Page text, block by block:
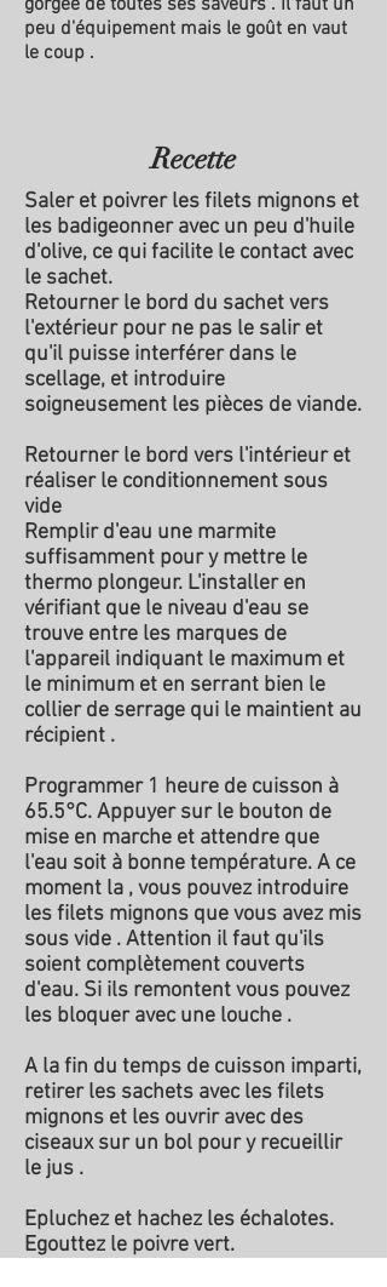
gorgée de toutes ses saveurs . Il faut un
peu d'équipement mais le goût en vaut
le coup .
Recette
Saler et poivrer les filets mignons et
les badigeonner avec un peu d'huile
d'olive, ce qui facilite le contact avec
le sachet.
Retourner le bord du sachet vers
l'extérieur pour ne pas le salir et
qu'il puisse interférer dans le
scellage, et introduire
soigneusement les pièces de viande.
Retourner le bord vers l'intérieur et
réaliser le conditionnement sous
vide
Remplir d'eau une marmite
suffisamment pour y mettre le
thermo plongeur. L'installer en
vérifiant que le niveau d'eau se
trouve entre les marques de
l'appareil indiquant le maximum et
le minimum et en serrant bien le
collier de serrage qui le maintient au
récipient .
Programmer 1 heure de cuisson à
65.5°C. Appuyer sur le bouton de
mise en marche et attendre que
l'eau soit à bonne température. A ce
moment la , vous pouvez introduire
les filets mignons que vous avez mis
sous vide . Attention il faut qu'ils
soient complètement couverts
d'eau. Si ils remontent vous pouvez
les bloquer avec une louche .
A la fin du temps de cuisson imparti,
retirer les sachets avec les filets
mignons et les ouvrir avec des
ciseaux sur un bol pour y recueillir
le jus .
Epluchez et hachez les échalotes.
Egouttez le poivre vert.